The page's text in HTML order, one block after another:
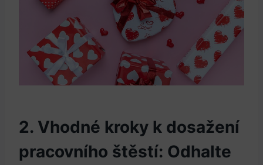
2. Vhodné kroky⁢ k ​dosažení
pracovního štěstí: Odhalte